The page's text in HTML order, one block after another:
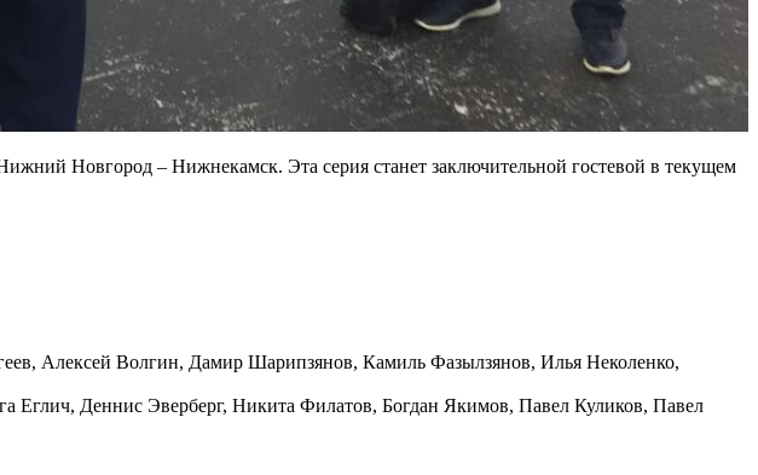
Новгород – Нижнекамск. Эта серия станет заключительной гостевой в текущем
Алексей Волгин, Дамир Шарипзянов, Камиль Фазылзянов, Илья Неколенко,
Деннис Эверберг, Никита Филатов, Богдан Якимов, Павел Куликов, Павел